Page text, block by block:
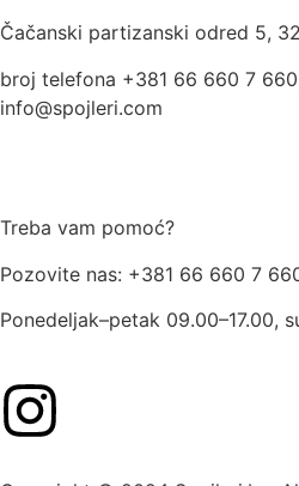
Čačanski partizanski odred 5,
broj telefona +381 66 660 7
info@spojleri.com
Treba vam pomoć?
Pozovite nas: +381 66 660 7
Ponedeljak–petak 09.00–17.00,